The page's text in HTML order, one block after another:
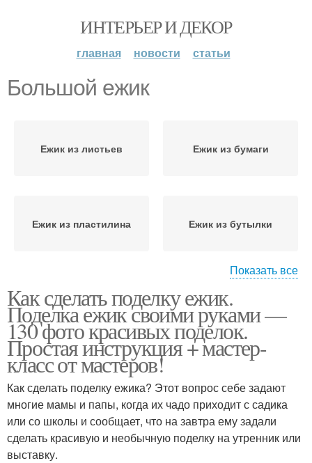
ИНТЕРЬЕР И ДЕКОР
главная новости статьи
Большой ежик
Ежик из листьев Ежик из бумаги
Ежик из пластилина Ежик из бутылки
Ежик из еловых шишек Ежик из еловых и
Ежик из пластиковой
бутылки
Осенний ежик
Ежик из природных
Показать все
Как сделать поделку ежик.
Поделка ежик своими руками —
130 фото красивых поделок.
Простая инструкция + мастер-
класс от мастеров!
Как сделать поделку ежика? Этот вопрос себе задают
многие мамы и папы, когда их чадо приходит с садика
или со школы и сообщает, что на завтра ему задали
сделать красивую и необычную поделку на утренник или
выставку.